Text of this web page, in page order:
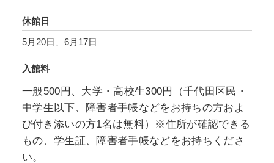
休館日
5月20日、6月17日
入館料
一般500円、大学・高校生300円（千代田区民・
中学生以下、障害者手帳などをお持ちの方およ
び付き添いの方1名は無料）※住所が確認できる
もの、学生証、障害者手帳などをお持ちくださ
い。